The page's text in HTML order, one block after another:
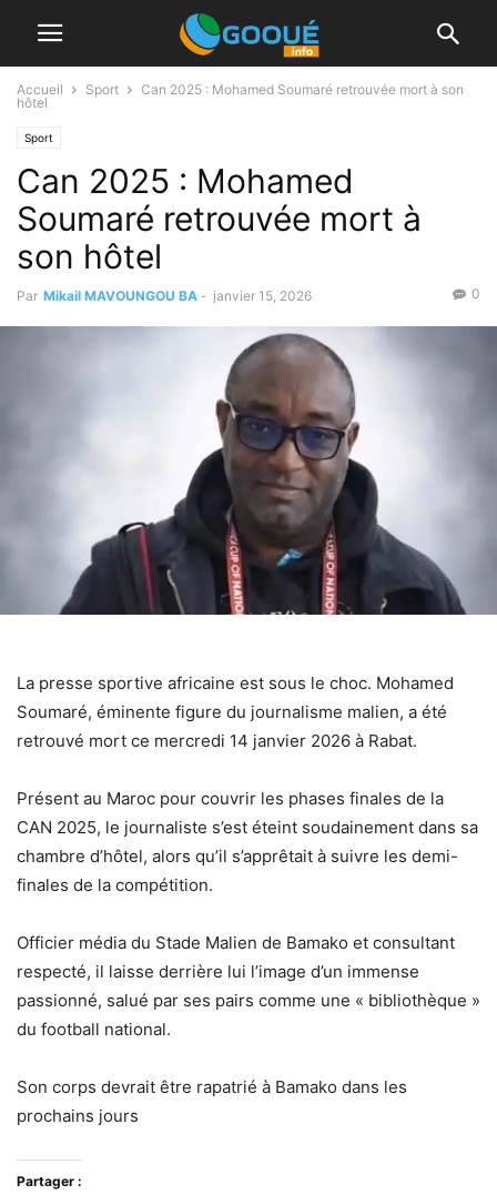
Accueil Sport
Can 2025 : Mohamed Soumaré retrouvée mort à son
hôtel
Sport
Can 2025 : Mohamed
Soumaré retrouvée mort à
son hôtel
Par Mikail MAVOUNGOU BA - janvier 15, 2026 0
La presse sportive africaine est sous le choc. Mohamed
Soumaré, éminente figure du journalisme malien, a été
retrouvé mort ce mercredi 14 janvier 2026 à Rabat.
Présent au Maroc pour couvrir les phases finales de la
CAN 2025, le journaliste s’est éteint soudainement dans sa
chambre d’hôtel, alors qu’il s’apprêtait à suivre les demi-
finales de la compétition.
Officier média du Stade Malien de Bamako et consultant
respecté, il laisse derrière lui l’image d’un immense
passionné, salué par ses pairs comme une « bibliothèque »
du football national.
Son corps devrait être rapatrié à Bamako dans les
prochains jours
Partager :